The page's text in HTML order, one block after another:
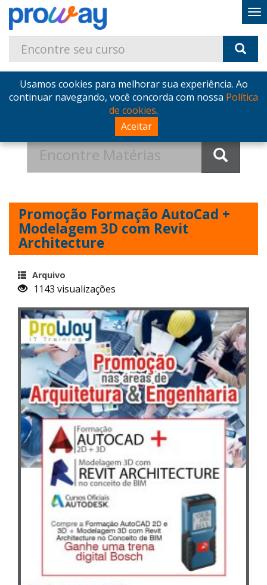
Usamos cookies para melhorar sua experiência. Ao
continuar navegando, você concorda com nossa Política
de cookies.
Aceitar
Home
Blog
Promoção Formação AutoCad + Modelagem 3D com
Promoção Formação AutoCad +
Modelagem 3D com Revit
Architecture
Arquivo
1143 visualizações